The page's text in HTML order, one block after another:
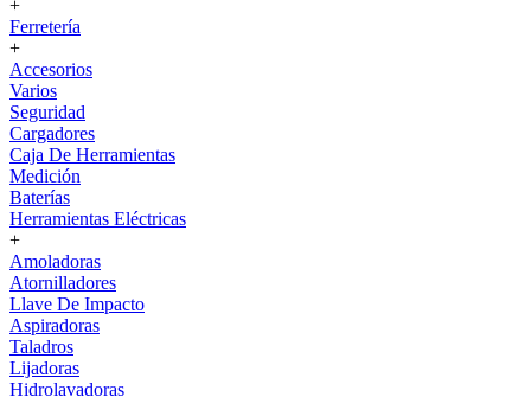
+
Ferretería
+
Accesorios
Varios
Seguridad
Cargadores
Caja De Herramientas
Medición
Baterías
Herramientas Eléctricas
+
Amoladoras
Atornilladores
Llave De Impacto
Aspiradoras
Taladros
Lijadoras
Hidrolavadoras